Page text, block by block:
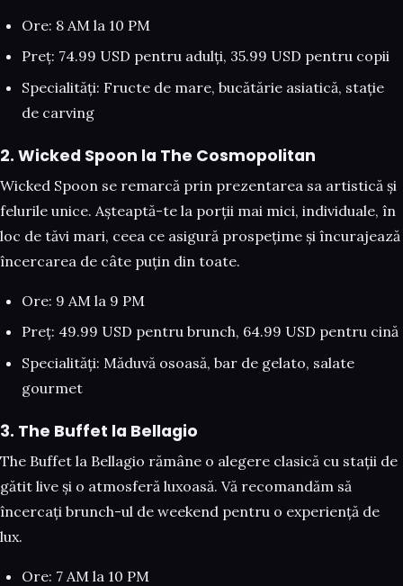
Ore: 8 AM la 10 PM
Preț: 74.99 USD pentru adulți, 35.99 USD pentru copii
Specialități: Fructe de mare, bucătărie asiatică, stație
de carving
2. Wicked Spoon la The Cosmopolitan
Wicked Spoon se remarcă prin prezentarea sa artistică și
felurile unice. Așteaptă-te la porții mai mici, individuale, în
loc de tăvi mari, ceea ce asigură prospețime și încurajează
încercarea de câte puțin din toate.
Ore: 9 AM la 9 PM
Preț: 49.99 USD pentru brunch, 64.99 USD pentru cină
Specialități: Măduvă osoasă, bar de gelato, salate
gourmet
3. The Buffet la Bellagio
The Buffet la Bellagio rămâne o alegere clasică cu stații de
gătit live și o atmosferă luxoasă. Vă recomandăm să
încercați brunch-ul de weekend pentru o experiență de
lux.
Ore: 7 AM la 10 PM